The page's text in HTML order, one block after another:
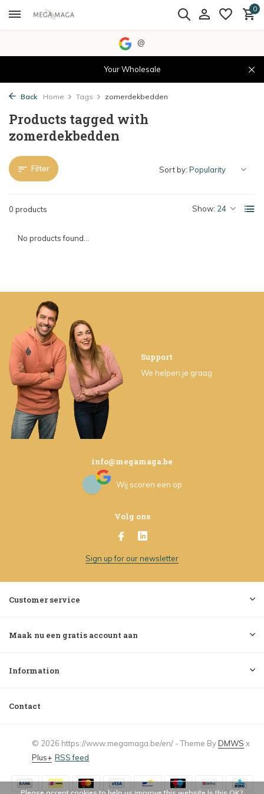
0
@
Your Wholesale
Back Home Tags zomerdekbedden
Products tagged with
zomerdekbedden
Filter
0 products Show:
Sort by:
No products found...
Support
We helpen je graag
info@megamaga.be
Wij scoren een op
Volg ons
Sign up for our newsletter
Customer service
Maak nu een gratis account aan
Information
Contact
© 2026 https://www.megamaga.be/en/ - Theme ByDMWS x
Plus+ RSS feed